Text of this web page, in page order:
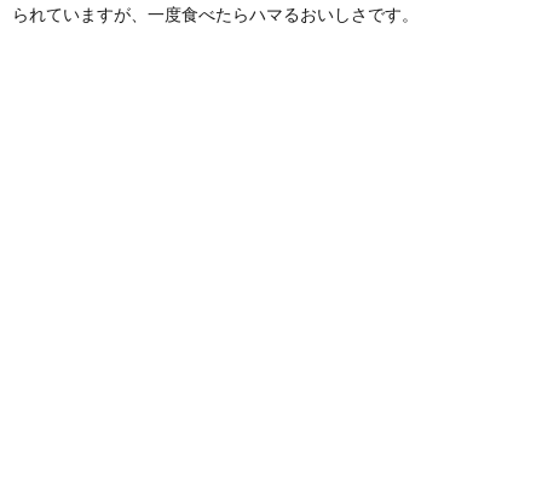
られていますが、一度食べたらハマるおいしさです。